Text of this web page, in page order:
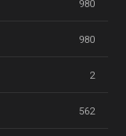
980
980
2
562